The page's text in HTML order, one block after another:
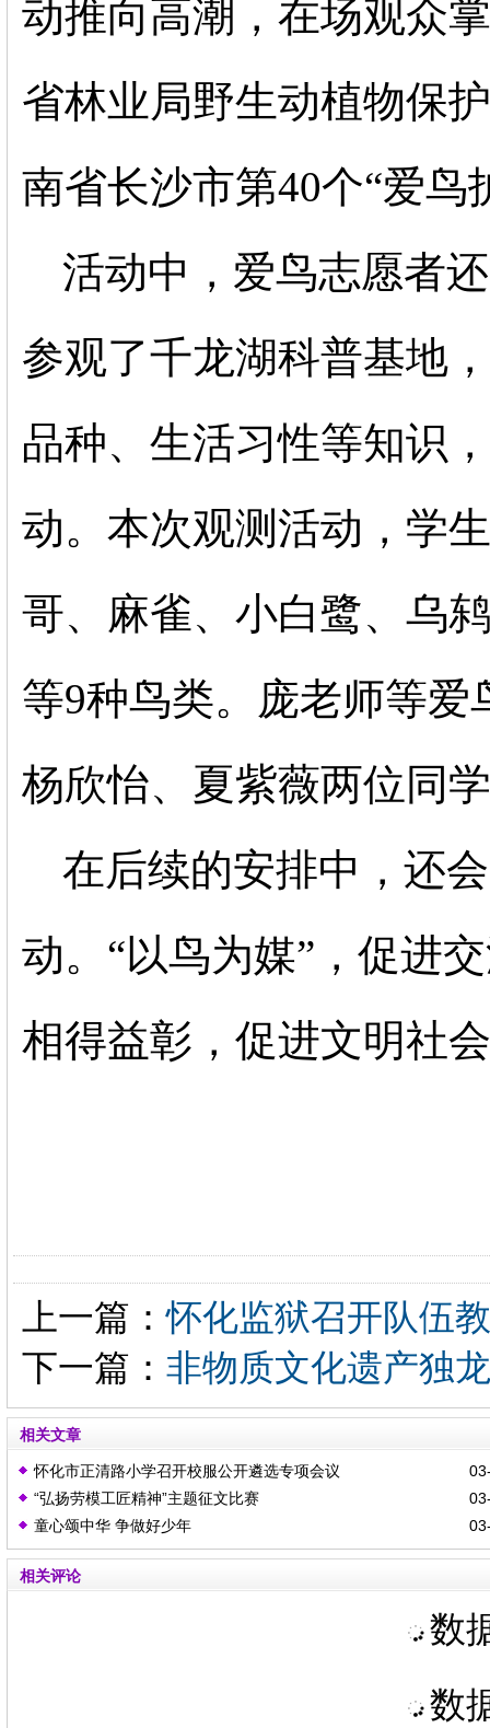
动推向高潮，在场观众
省林业局野生动植物保
南省长沙市第40个“爱鸟
活动中，爱鸟志愿者
参观了千龙湖科普基地
品种、生活习性等知识
动。本次观测活动，学
哥、麻雀、小白鹭、乌
等9种鸟类。庞老师等
杨欣怡、夏紫薇两位同
在后续的安排中，还
动。 “以鸟为媒”，促进
相得益彰，促进文明社
上一篇：怀化监狱召开队伍
下一篇： 非物质文化遗产独
相关文章
怀化市正清路小学召开校服公开遴选专项会议
“弘扬劳模工匠精神”主题征文比赛
童心颂中华 争做好少年
相关评论
数
数